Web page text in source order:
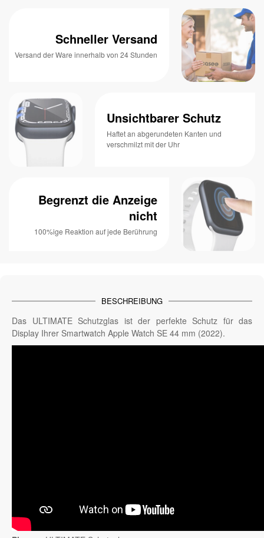
Schneller Versand
Versand der Ware innerhalb von 24 Stunden
Unsichtbarer Schutz
Haftet an abgerundeten Kanten und
verschmilzt mit der Uhr
Begrenzt die Anzeige
nicht
100%ige Reaktion auf jede Berührung
BESCHREIBUNG
Das ULTIMATE Schutzglas ist der perfekte Schutz für das
Display Ihrer Smartwatch Apple Watch SE 44 mm (2022).